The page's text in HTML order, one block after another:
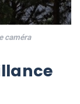
caméra